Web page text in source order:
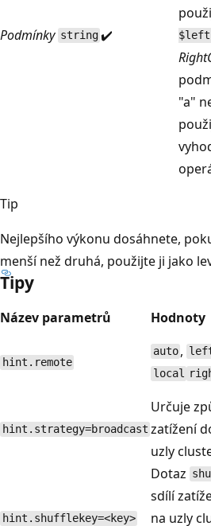
Podmínky string ✔️
"a"
Tip
Nejlepšího výkonu dosáhnete,
menší než druhá, použijte ji jako
Tipy
Název parametrů Hodnoty
hint.remote
auto ,
local
hint.strategy=broadcast
Určuje
zatížení
uzly
hint.shufflekey=<key>
Dotaz
sdílí
na uzly